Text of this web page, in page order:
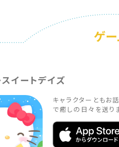
ゲ
イートデイズ
キャラクターともお
で癒しの日々を送り